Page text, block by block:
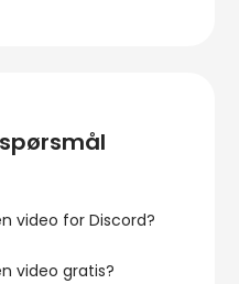
video for Discord?
video gratis?